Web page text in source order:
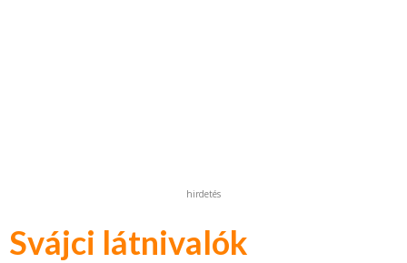
hirdetés
Svájci látnivalók